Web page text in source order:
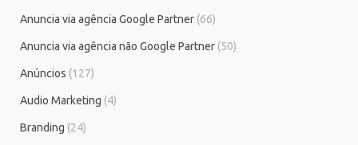
Anuncia via agência Google Partner (66)
Anuncia via agência não Google Partner (50)
Anúncios (127)
Audio Marketing (4)
Branding (24)